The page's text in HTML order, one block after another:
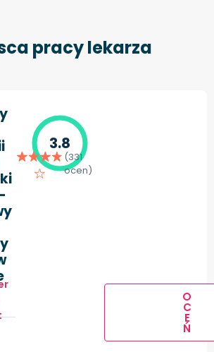
pracy lekarza
3.8
(331
ocen)
O
C
E
Ń